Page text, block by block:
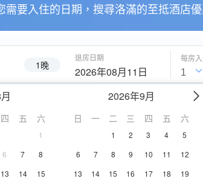
需要入住的日期，搜尋洛滿的至抵酒店
1晚
退房日期
2026年08月11日
四 五 六
1
6 7
8
13 14
15
2026年9月
日 一 二 三 四 五 六
1 2 3 4
5
6
7 8 9 10 11
12
13
14 15 16 17 18
19
每房